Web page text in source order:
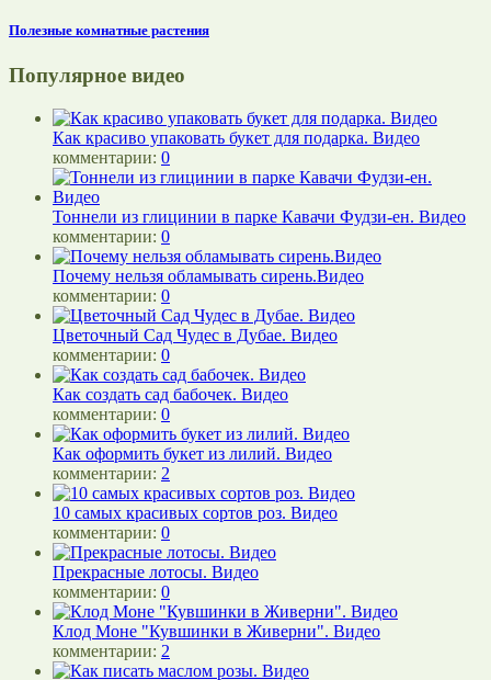
Полезные комнатные растения
Популярное видео
Как красиво упаковать букет для подарка. Видео
комментарии: 0
Тоннели из глицинии в парке Кавачи Фудзи-ен. Видео
комментарии: 0
Почему нельзя обламывать сирень.Видео
комментарии: 0
Цветочный Сад Чудес в Дубае. Видео
комментарии: 0
Как создать сад бабочек. Видео
комментарии: 0
Как оформить букет из лилий. Видео
комментарии: 2
10 самых красивых сортов роз. Видео
комментарии: 0
Прекрасные лотосы. Видео
комментарии: 0
Клод Моне "Кувшинки в Живерни". Видео
комментарии: 2